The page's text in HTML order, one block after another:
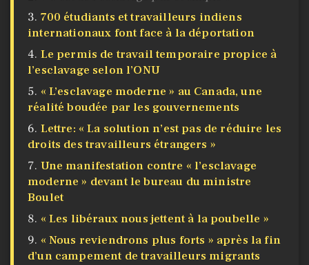
700 étudiants et travailleurs indiens
internationaux font face à la déportation
Le permis de travail temporaire propice à
l’esclavage selon l’ONU
« L’esclavage moderne » au Canada, une
réalité boudée par les gouvernements
Lettre: « La solution n’est pas de réduire les
droits des travailleurs étrangers »
Une manifestation contre « l’esclavage
moderne » devant le bureau du ministre
Boulet
« Les libéraux nous jettent à la poubelle »
« Nous reviendrons plus forts » après la fin
d’un campement de travailleurs migrants